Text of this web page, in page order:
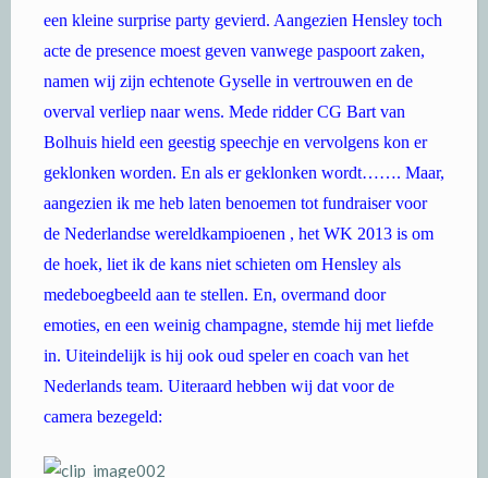
een kleine surprise party gevierd. Aangezien Hensley toch
acte de presence moest geven vanwege paspoort zaken,
namen wij zijn echtenote Gyselle in vertrouwen en de
overval verliep naar wens. Mede ridder CG Bart van
Bolhuis hield een geestig speechje en vervolgens kon er
geklonken worden. En als er geklonken wordt……. Maar,
aangezien ik me heb laten benoemen tot fundraiser voor
de Nederlandse wereldkampioenen , het WK 2013 is om
de hoek, liet ik de kans niet schieten om Hensley als
medeboegbeeld aan te stellen. En, overmand door
emoties, en een weinig champagne, stemde hij met liefde
in. Uiteindelijk is hij ook oud speler en coach van het
Nederlands team. Uiteraard hebben wij dat voor de
camera bezegeld: